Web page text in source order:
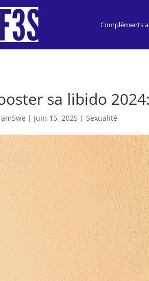
Compléments
sa libido
am5we | Juin 15, 2025 |Sexualité